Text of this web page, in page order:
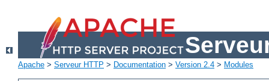
Apache > Serveur HTTP > Documentation > Version 2.4 > Modules